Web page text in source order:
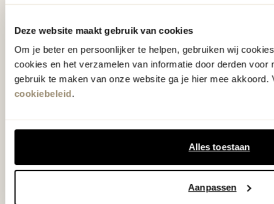
Deze website maakt gebruik van cookies
Om je beter en persoonlijker te helpen, gebruiken wij
cookies en het verzamelen van informatie door derden voor
gebruik te maken van onze website ga je hier mee akkoord.
cookiebeleid.
Alles toestaan
Aanpassen
samengesteld met de mooiste
klassiekers en de nieuwste ontwerpen
in verrassende materialen en kleuren!